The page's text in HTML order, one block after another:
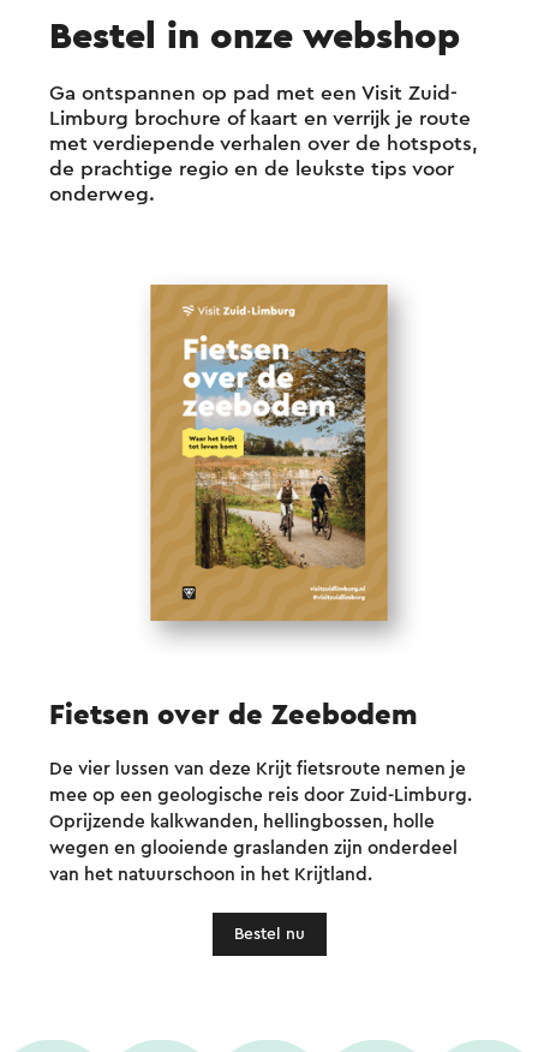
onderverdeeld in vier geschakelde lussen die
ieder een ander verhaal over de Krijtperiode
vertellen.
De totale fietsroute is ruim 117 kilometer. Als
fanatieke fietser zou je in een dag door het hele
tijdperk kunnen reizen, maar je kunt er natuurlijk
Een boekje met verdere beschrijving van de route
en verdieping van het thema krijt is
Bestel in onze webshop
Ga ontspannen op pad met een Visit Zuid-
Limburg brochure of kaart en verrijk je route
met verdiepende verhalen over de hotspots,
de prachtige regio en de leukste tips voor
onderweg.
Fietsen over de Zeebodem
De vier lussen van deze Krijt fietsroute nemen je
mee op een geologische reis door Zuid-Limburg.
Oprijzende kalkwanden, hellingbossen, holle
wegen en glooiende graslanden zijn onderdeel
van het natuurschoon in het Krijtland.
Bestel nu